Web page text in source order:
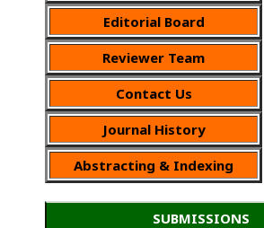
Editorial Board
Reviewer Team
Contact Us
Journal History
Abstracting & Indexing
SUBMISSIONS